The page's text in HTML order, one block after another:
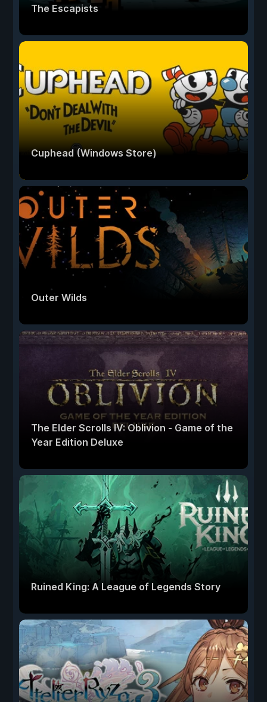
The Escapists
Cuphead (Windows Store)
Outer Wilds
The Elder Scrolls IV: Oblivion - Game of the
Year Edition Deluxe
Ruined King: A League of Legends Story